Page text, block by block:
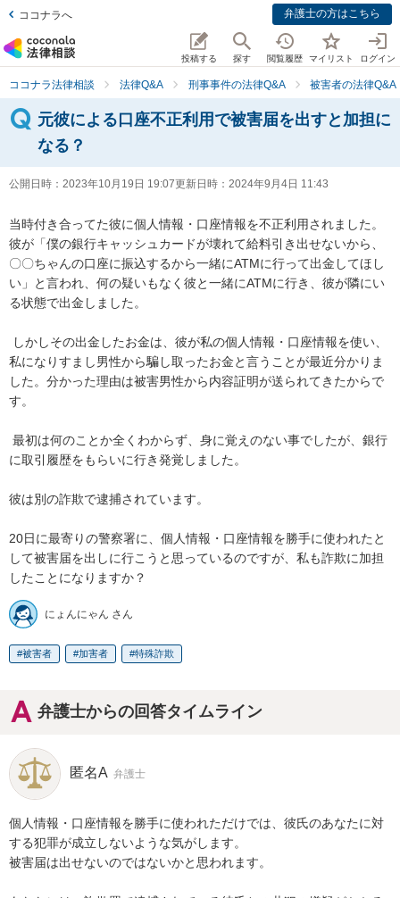
ココナラへ 弁護士の方はこちら
投稿する 探す 閲覧履歴 マイリスト ログイン
ココナラ法律相談 法律Q&A 刑事事件の法律Q&A 被害者の法律Q&A
元彼による口座不正利用で被害届を出すと加担に
なる？
公開日時： 2023年10月19日 19:07更新日時： 2024年9月4日 11:43
当時付き合ってた彼に個人情報・口座情報を不正利用されました。
彼が「僕の銀行キャッシュカードが壊れて給料引き出せないから、
〇〇ちゃんの口座に振込するから一緒にATMに行って出金してほし
い」と言われ、何の疑いもなく彼と一緒にATMに行き、彼が隣にい
る状態で出金しました。
私になりすまし男性から騙し取ったお金と言うことが最近分かりま
した。分かった理由は被害男性から内容証明が送られてきたからで
す。
に取引履歴をもらいに行き発覚しました。
彼は別の詐欺で逮捕されています。
20日に最寄りの警察署に、個人情報・口座情報を勝手に使われたと
して被害届を出しに行こうと思っているのですが、私も詐欺に加担
したことになりますか？
にょんにゃん さん
被害者 加害者 特殊詐欺
弁護士からの回答タイムライン
匿名A 弁護士
個人情報・口座情報を勝手に使われただけでは、彼氏のあなたに対
する犯罪が成立しないような気がします。
被害届は出せないのではないかと思われます。